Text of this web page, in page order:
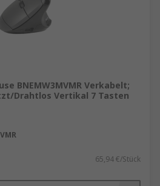
BNEMW3MVMR Verkabelt;
Drahtlos Vertikal 7 Tasten
65,94 €/Stück